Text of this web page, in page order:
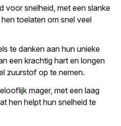
voor snelheid, met een slanke
hen toelaten om snel veel
te danken aan hun unieke
een krachtig hart en longen
zuurstof op te nemen.
mager, met een laag
hen helpt hun snelheid te